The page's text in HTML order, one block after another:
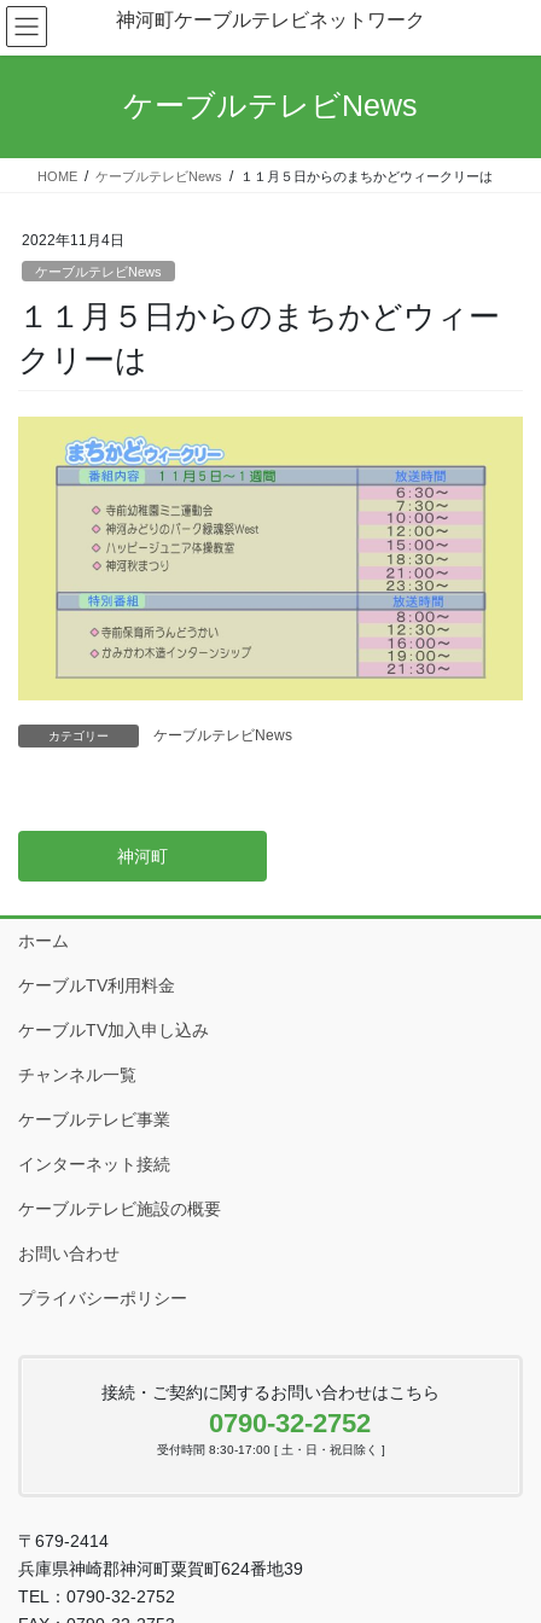
コ
ン
テ
ス
ナ
ビ
ゲ
ン
神河町ケーブルテレビネットワーク
ケーブルテレビNews
HOME ケーブルテレビNews １１月５日からのまちかどウィークリーは
2022年11月4日
ケーブルテレビNews
１１月５日からのまちかどウィー
クリーは
カテゴリー ケーブルテレビNews
神河町
ホーム
ケーブルTV利用料金
ケーブルTV加入申し込み
チャンネル一覧
ケーブルテレビ事業
インターネット接続
ケーブルテレビ施設の概要
お問い合わせ
プライバシーポリシー
接続・ご契約に関するお問い合わせはこちら
0790-32-2752
受付時間 8:30-17:00 [ 土・日・祝日除く ]
〒679-2414
兵庫県神崎郡神河町粟賀町624番地39
TEL：0790-32-2752